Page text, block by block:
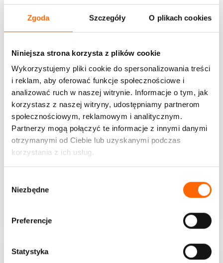
Zgoda Szczegóły O plikach cookies
Niniejsza strona korzysta z plików cookie
Wykorzystujemy pliki cookie do spersonalizowania treści
i reklam, aby oferować funkcje społecznościowe i
analizować ruch w naszej witrynie. Informacje o tym, jak
korzystasz z naszej witryny, udostępniamy partnerom
społecznościowym, reklamowym i analitycznym.
Partnerzy mogą połączyć te informacje z innymi danymi
otrzymanymi od Ciebie lub uzyskanymi podczas
korzystania z ich usług.
Niezbędne
Preferencje
Statystyka
Ten cenny dodatek do biblioteki jest lekturą obowiązkową...